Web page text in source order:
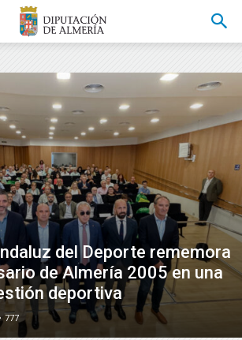
del Deporte rememora
de Almería 2005 en una
deportiva
777